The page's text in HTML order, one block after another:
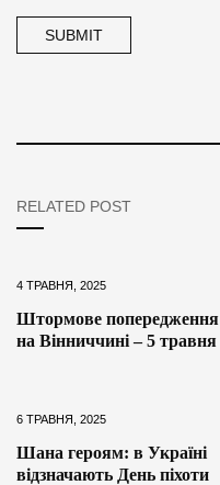
RELATED POST
4 ТРАВНЯ, 2025
Штормове попередження
на Вінниччині – 5 травня
6 ТРАВНЯ, 2025
Шана героям: в Україні
відзначають День піхоти